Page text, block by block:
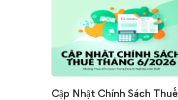
Cập Nhật Chính Sách Thuế